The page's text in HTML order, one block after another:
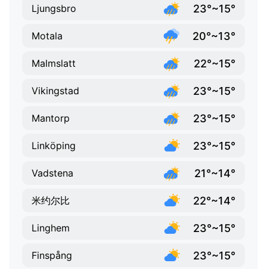
Ljungsbro 23°~15°
Motala 20°~13°
Malmslatt 22°~15°
Vikingstad 23°~15°
Mantorp 23°~15°
Linköping 23°~15°
Vadstena 21°~14°
米约尔比 22°~14°
Linghem 23°~15°
Finspång 23°~15°